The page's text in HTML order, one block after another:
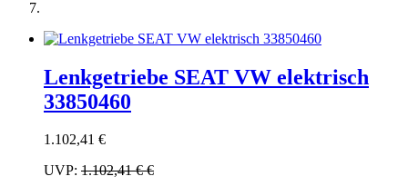
Lenkgetriebe SEAT VW elektrisch
33850460
1.102,41 €
UVP: 1.102,41 €€